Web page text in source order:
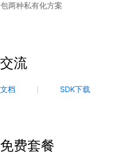
两种私有化方案
流
档 SDK下载
费套餐